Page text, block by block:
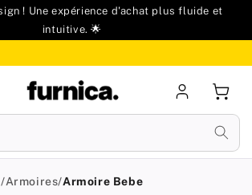
! Une expérience d'achat plus fluide et
intuitive. 🌟
connecter
/Armoires/Armoire Bebe